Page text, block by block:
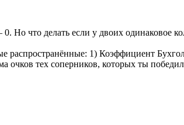
что делать если у двоих одинаковое
1) Коэффициент
тех соперников, которых ты